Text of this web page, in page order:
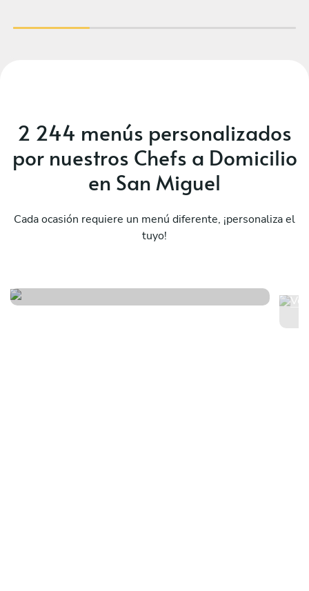
2 244 menús personalizados
por nuestros Chefs a Domicilio
en San Miguel
Cada ocasión requiere un menú diferente, ¡personaliza el
tuyo!